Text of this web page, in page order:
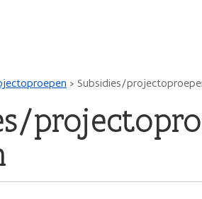
Subsidies/